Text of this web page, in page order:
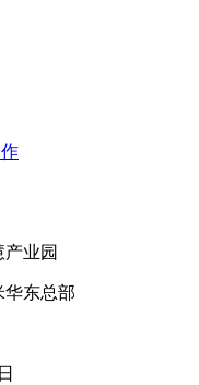
业园
华东总部